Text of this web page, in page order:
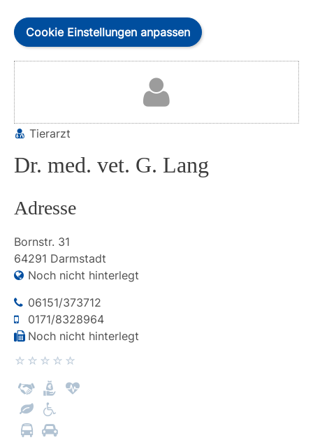
Cookie Einstellungen anpassen
Tierarzt
Dr. med. vet. G. Lang
Adresse
Bornstr. 31
64291 Darmstadt
Noch nicht hinterlegt
06151/373712
0171/8328964
Noch nicht hinterlegt